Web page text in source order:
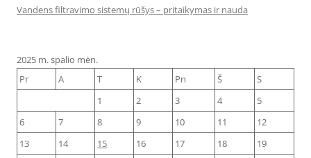
Vandens filtravimo sistemų rūšys – pritaikymas ir nauda
2025 m. spalio mėn.
Pr
A T K Pn Š
S
1
2 3 4
5
6
7 8 9 10 11
12
13
14 15 16 17 18
19